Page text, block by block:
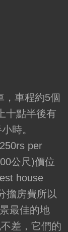
，車程約5個
十點半後有
時。
per
公尺)價位
house
擔房費所以
最佳的地
差，它們的